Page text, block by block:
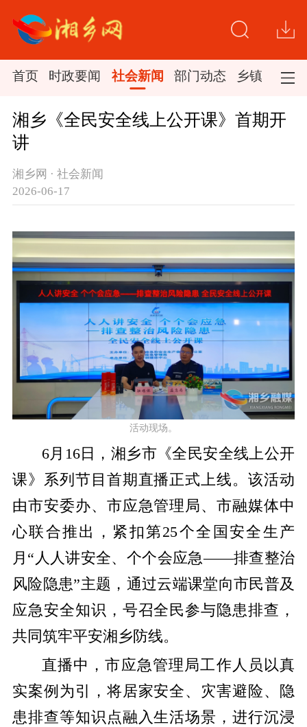
首页 时政要闻 社会新闻 部门动态 乡镇新闻
湘乡《全民安全线上公开课》首期开
讲
湘乡网 · 社会新闻
2026-06-17
活动现场。
6月16日，湘乡市《全民安全线上公开
课》系列节目首期直播正式上线。该活动
由市安委办、市应急管理局、市融媒体中
心联合推出，紧扣第25个全国安全生产
月“人人讲安全、个个会应急——排查整治
风险隐患”主题，通过云端课堂向市民普及
应急安全知识，号召全民参与隐患排查，
共同筑牢平安湘乡防线。
直播中，市应急管理局工作人员以真
实案例为引，将居家安全、灾害避险、隐
患排查等知识点融入生活场景，进行沉浸